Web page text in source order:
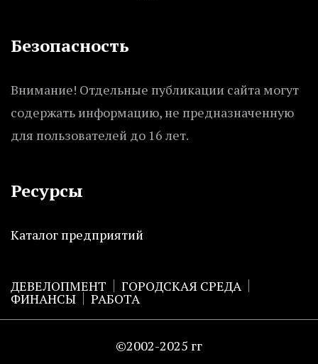
Безопасность
Внимание! Отдельные публикации сайта могут
содержать информацию, не предназначенную
для пользователей до 16 лет.
Ресурсы
Каталог предприятий
ДЕВЕЛОПМЕНТ ГОРОДСКАЯ СРЕДА
ФИНАНСЫ РАБОТА
©2002-2025 гг